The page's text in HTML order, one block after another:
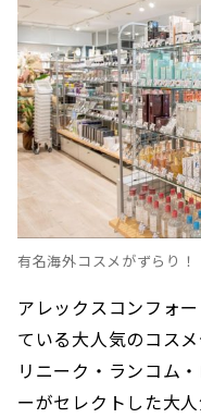
有名海外コスメがずらり！
アレックスコンフォ
ている大人気のコス
リニーク・ランコム
ーがセレクトした大